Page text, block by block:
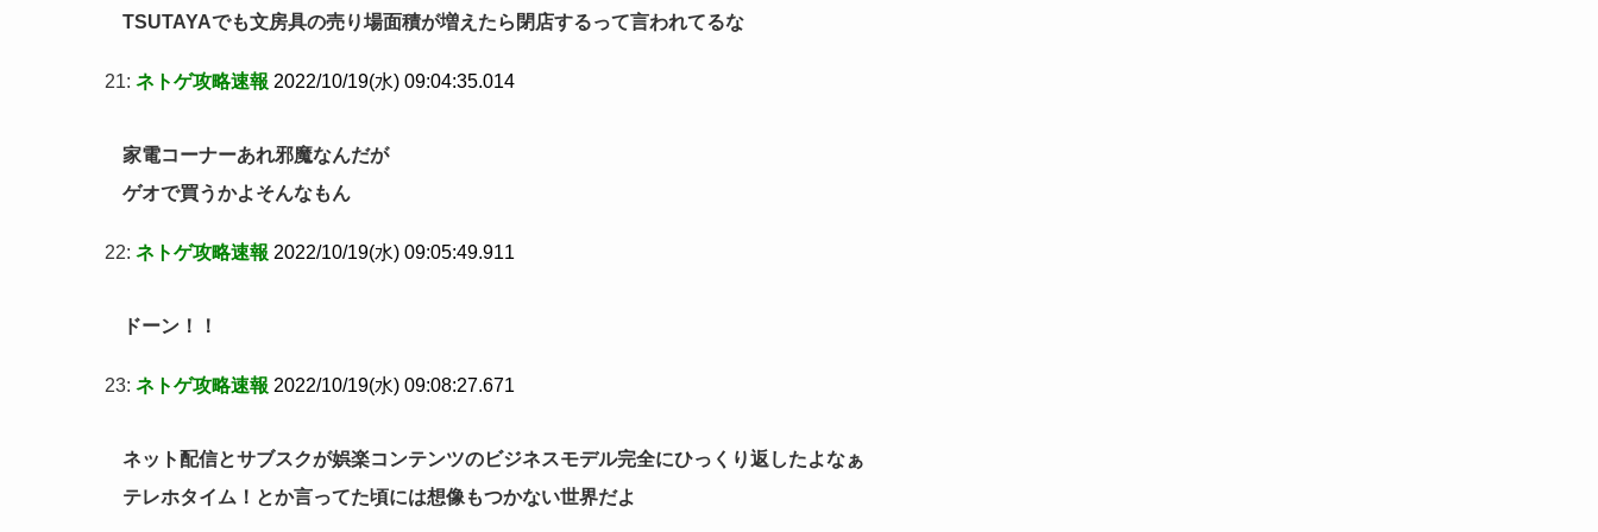
TSUTAYAでも文房具の売り場面積が増えたら閉店するって言われてるな
21: ネトゲ攻略速報 2022/10/19(水) 09:04:35.014
家電コーナーあれ邪魔なんだが
ゲオで買うかよそんなもん
22: ネトゲ攻略速報 2022/10/19(水) 09:05:49.911
ドーン！！
23: ネトゲ攻略速報 2022/10/19(水) 09:08:27.671
ネット配信とサブスクが娯楽コンテンツのビジネスモデル完全にひっくり返したよなぁ
テレホタイム！とか言ってた頃には想像もつかない世界だよ